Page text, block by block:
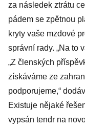
za následek ztrátu
pádem se zpětnou
kryty vaše mzdové
správní rady. „Na to
„Z členských
získáváme ze
podporujeme,“
Existuje nějaké
vypsán tendr na